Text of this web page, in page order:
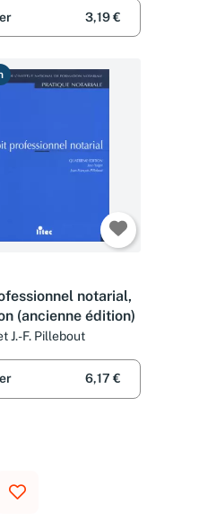
3,19 €
notarial,
(ancienne édition)
J.-F. Pillebout
6,17 €